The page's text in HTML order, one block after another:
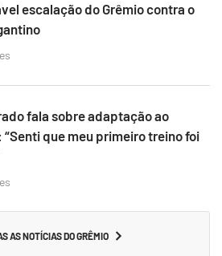
escalação do Grêmio contra o
fala sobre adaptação ao
“Senti que meu primeiro treino foi
AS NOTÍCIAS DO GRÊMIO